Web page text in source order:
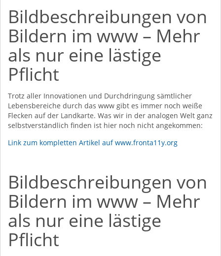
Bildbeschreibungen von
Bildern im www – Mehr
als nur eine lästige
Pflicht
Trotz aller Innovationen und Durchdringung sämtlicher
Lebensbereiche durch das www gibt es immer noch weiße
Flecken auf der Landkarte. Was wir in der analogen Welt ganz
selbstverständlich finden ist hier noch nicht angekommen:
Link zum kompletten Artikel auf www.fronta11y.org
Bildbeschreibungen von
Bildern im www – Mehr
als nur eine lästige
Pflicht